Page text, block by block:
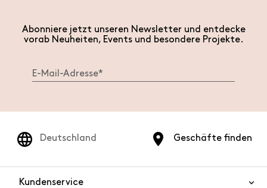
Abonniere jetzt unseren Newsletter und entdecke
vorab Neuheiten, Events und besondere Projekte.
Geschäfte finden
Deutschland
Kundenservice